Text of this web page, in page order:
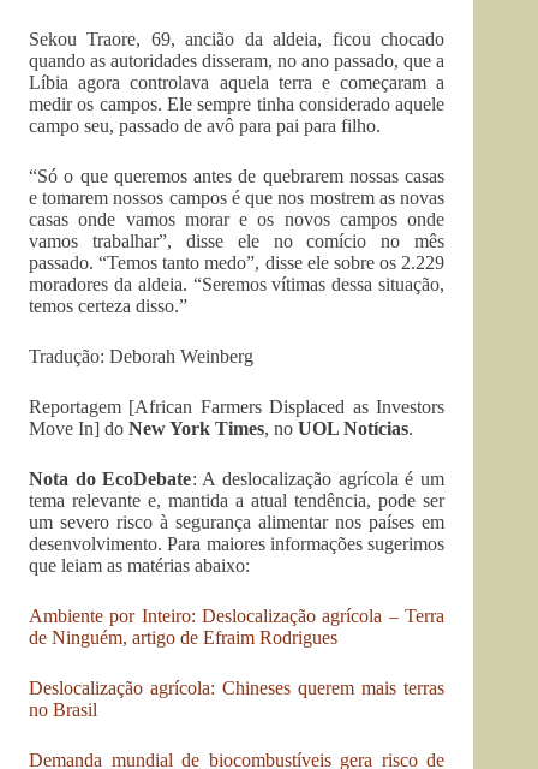
Sekou Traore, 69, ancião da aldeia, ficou chocado
quando as autoridades disseram, no ano passado, que a
Líbia agora controlava aquela terra e começaram a
medir os campos. Ele sempre tinha considerado aquele
campo seu, passado de avô para pai para filho.
“Só o que queremos antes de quebrarem nossas casas
e tomarem nossos campos é que nos mostrem as novas
casas onde vamos morar e os novos campos onde
vamos trabalhar”, disse ele no comício no mês
passado. “Temos tanto medo”, disse ele sobre os 2.229
moradores da aldeia. “Seremos vítimas dessa situação,
temos certeza disso.”
Tradução: Deborah Weinberg
Reportagem [African Farmers Displaced as Investors
Move In] do New York Times, no UOL Notícias.
Nota do EcoDebate: A deslocalização agrícola é um
tema relevante e, mantida a atual tendência, pode ser
um severo risco à segurança alimentar nos países em
desenvolvimento. Para maiores informações sugerimos
que leiam as matérias abaixo:
Ambiente por Inteiro: Deslocalização agrícola – Terra
de Ninguém, artigo de Efraim Rodrigues
Deslocalização agrícola: Chineses querem mais terras
no Brasil
Demanda mundial de biocombustíveis gera risco de